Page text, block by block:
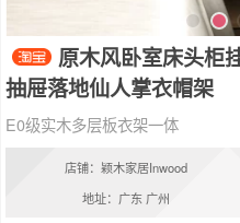
原木风卧室床头柜
抽屉落地仙人掌衣帽架
E0级实木多层板衣架一体
店铺：颖木家居Inwood
地址：广东 广州